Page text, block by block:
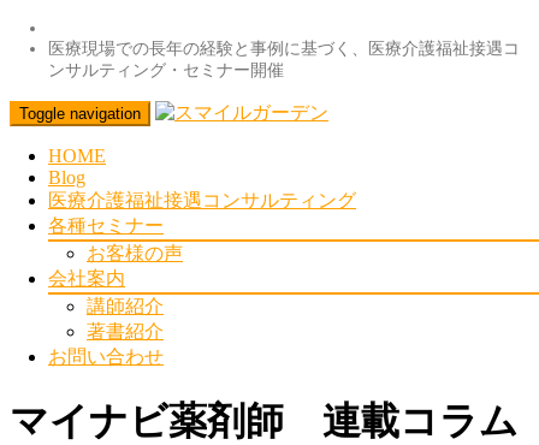
医療現場での長年の経験と事例に基づく、医療介護福祉接遇コ
ンサルティング・セミナー開催
Toggle navigation
HOME
Blog
医療介護福祉接遇コンサルティング
各種セミナー
お客様の声
会社案内
講師紹介
著書紹介
お問い合わせ
マイナビ薬剤師 連載コラム